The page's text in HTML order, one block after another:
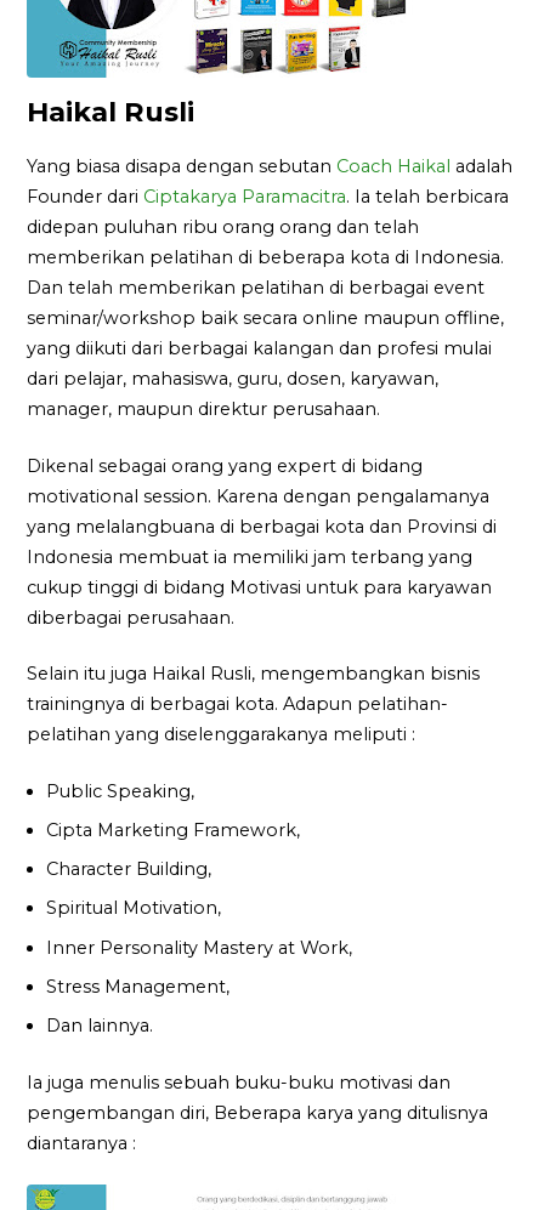
Haikal Rusli
Yang biasa disapa dengan sebutan Coach Haikal adalah
Founder dari Ciptakarya Paramacitra. Ia telah berbicara
didepan puluhan ribu orang orang dan telah
memberikan pelatihan di beberapa kota di Indonesia.
Dan telah memberikan pelatihan di berbagai event
seminar/workshop baik secara online maupun offline,
yang diikuti dari berbagai kalangan dan profesi mulai
dari pelajar, mahasiswa, guru, dosen, karyawan,
manager, maupun direktur perusahaan.
Dikenal sebagai orang yang expert di bidang
motivational session. Karena dengan pengalamanya
yang melalangbuana di berbagai kota dan Provinsi di
Indonesia membuat ia memiliki jam terbang yang
cukup tinggi di bidang Motivasi untuk para karyawan
diberbagai perusahaan.
Selain itu juga Haikal Rusli, mengembangkan bisnis
trainingnya di berbagai kota. Adapun pelatihan-
pelatihan yang diselenggarakanya meliputi :
Public Speaking,
Cipta Marketing Framework,
Character Building,
Spiritual Motivation,
Inner Personality Mastery at Work,
Stress Management,
Dan lainnya.
Ia juga menulis sebuah buku-buku motivasi dan
pengembangan diri, Beberapa karya yang ditulisnya
diantaranya :